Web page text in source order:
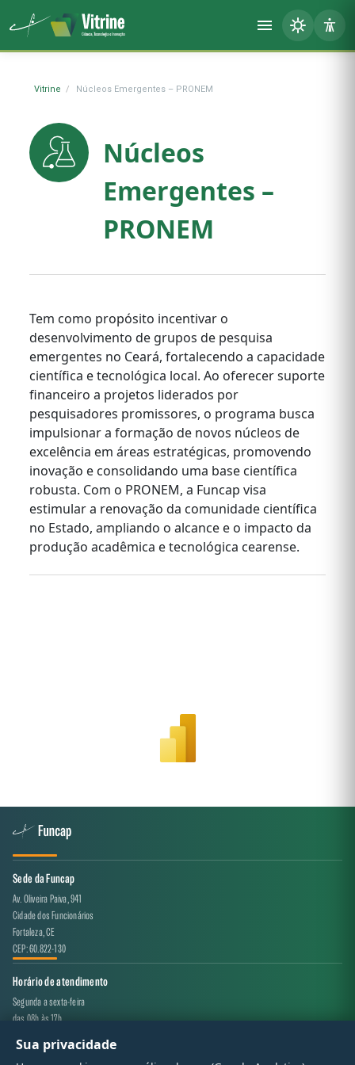
Vitrine Núcleos Emergentes – PRONEM
Núcleos
Emergentes –
PRONEM
Tem como propósito incentivar o
desenvolvimento de grupos de pesquisa
emergentes no Ceará, fortalecendo a capacidade
científica e tecnológica local. Ao oferecer suporte
financeiro a projetos liderados por
pesquisadores promissores, o programa busca
impulsionar a formação de novos núcleos de
excelência em áreas estratégicas, promovendo
inovação e consolidando uma base científica
robusta. Com o PRONEM, a Funcap visa
estimular a renovação da comunidade científica
no Estado, ampliando o alcance e o impacto da
produção acadêmica e tecnológica cearense.
Sede da Funcap
Av. Oliveira Paiva, 941
Cidade dos Funcionários
Fortaleza, CE
CEP: 60.822-130
Horário de atendimento
Segunda a sexta-feira
das 08h às 17h
Canal de atendimento
Sua privacidade